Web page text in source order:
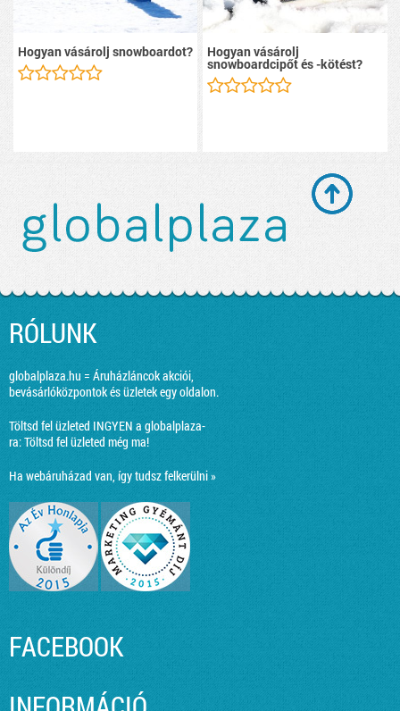
Hogyan vásárolj snowboardot? Hogyan vásárolj
snowboardcipőt és -kötést?
RÓLUNK
globalplaza.hu = Áruházláncok akciói,
bevásárlóközpontok és üzletek egy oldalon.
Töltsd fel üzleted INGYEN a globalplaza-
ra:Töltsd fel üzleted még ma!
Ha webáruházad van, így tudsz felkerülni »
FACEBOOK